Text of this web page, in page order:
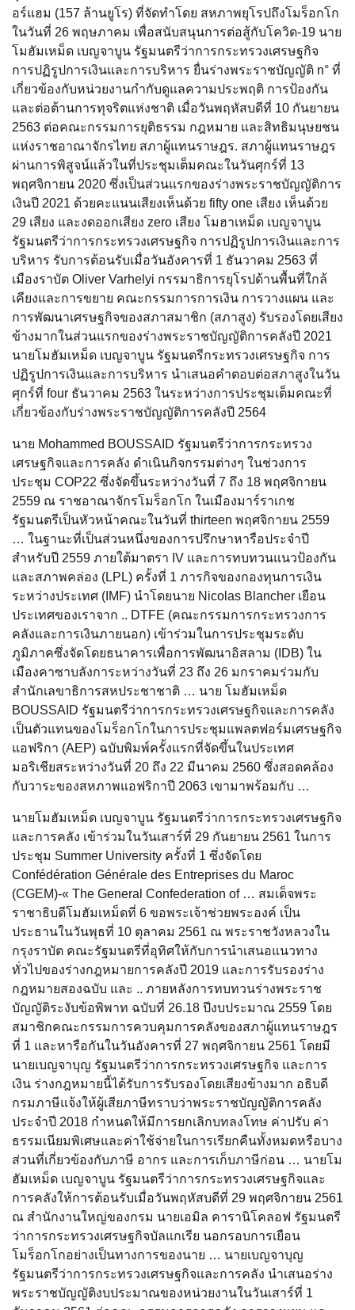
อร์แฮม (157 ล้านยูโร) ที่จัดทำโดย สหภาพยุโรปถึงโมร็อกโก
ในวันที่ 26 พฤษภาคม เพื่อสนับสนุนการต่อสู้กับโควิด-19 นาย
โมฮัมเหม็ด เบญจาบูน รัฐมนตรีว่าการกระทรวงเศรษฐกิจ
การปฏิรูปการเงินและการบริหาร ยื่นร่างพระราชบัญญัติ n° ที่
เกี่ยวข้องกับหน่วยงานกำกับดูแลความประพฤติ การป้องกัน
และต่อต้านการทุจริตแห่งชาติ เมื่อวันพฤหัสบดีที่ 10 กันยายน
2563 ต่อคณะกรรมการยุติธรรม กฎหมาย และสิทธิมนุษยชน
แห่งราชอาณาจักรไทย สภาผู้แทนราษฎร. สภาผู้แทนราษฎร
ผ่านการพิสูจน์แล้วในที่ประชุมเต็มคณะในวันศุกร์ที่ 13
พฤศจิกายน 2020 ซึ่งเป็นส่วนแรกของร่างพระราชบัญญัติการ
เงินปี 2021 ด้วยคะแนนเสียงเห็นด้วย fifty one เสียง เห็นด้วย
29 เสียง และงดออกเสียง zero เสียง โมฮาเหม็ด เบญจาบูน
รัฐมนตรีว่าการกระทรวงเศรษฐกิจ การปฏิรูปการเงินและการ
บริหาร รับการต้อนรับเมื่อวันอังคารที่ 1 ธันวาคม 2563 ที่
เมืองราบัต Oliver Varhelyi กรรมาธิการยุโรปด้านพื้นที่ใกล้
เคียงและการขยาย คณะกรรมการการเงิน การวางแผน และ
การพัฒนาเศรษฐกิจของสภาสมาชิก (สภาสูง) รับรองโดยเสียง
ข้างมากในส่วนแรกของร่างพระราชบัญญัติการคลังปี 2021
นายโมฮัมเหม็ด เบญจาบูน รัฐมนตรีกระทรวงเศรษฐกิจ การ
ปฏิรูปการเงินและการบริหาร นำเสนอคำตอบต่อสภาสูงในวัน
ศุกร์ที่ four ธันวาคม 2563 ในระหว่างการประชุมเต็มคณะที่
เกี่ยวข้องกับร่างพระราชบัญญัติการคลังปี 2564
นาย Mohammed BOUSSAID รัฐมนตรีว่าการกระทรวง
เศรษฐกิจและการคลัง ดำเนินกิจกรรมต่างๆ ในช่วงการ
ประชุม COP22 ซึ่งจัดขึ้นระหว่างวันที่ 7 ถึง 18 พฤศจิกายน
2559 ณ ราชอาณาจักรโมร็อกโก ในเมืองมาร์ราเกช
รัฐมนตรีเป็นหัวหน้าคณะในวันที่ thirteen พฤศจิกายน 2559
… ในฐานะที่เป็นส่วนหนึ่งของการปรึกษาหารือประจำปี
สำหรับปี 2559 ภายใต้มาตรา IV และการทบทวนแนวป้องกัน
และสภาพคล่อง (LPL) ครั้งที่ 1 ภารกิจของกองทุนการเงิน
ระหว่างประเทศ (IMF) นำโดยนาย Nicolas Blancher เยือน
ประเทศของเราจาก .. ​DTFE (คณะกรรมการกระทรวงการ
คลังและการเงินภายนอก) เข้าร่วมในการประชุมระดับ
ภูมิภาคซึ่งจัดโดยธนาคารเพื่อการพัฒนาอิสลาม (IDB) ใน
เมืองคาซาบลังการะหว่างวันที่ 23 ถึง 26 มกราคมร่วมกับ
สำนักเลขาธิการสหประชาชาติ … นาย โมฮัมเหม็ด
BOUSSAID รัฐมนตรีว่าการกระทรวงเศรษฐกิจและการคลัง
เป็นตัวแทนของโมร็อกโกในการประชุมแพลตฟอร์มเศรษฐกิจ
แอฟริกา (AEP) ฉบับพิมพ์ครั้งแรกที่จัดขึ้นในประเทศ
มอริเชียสระหว่างวันที่ 20 ถึง 22 มีนาคม 2560 ซึ่งสอดคล้อง
กับวาระของสหภาพแอฟริกาปี 2063 เขามาพร้อมกับ …
นายโมฮัมเหม็ด เบญจาบูน รัฐมนตรีว่าการกระทรวงเศรษฐกิจ
และการคลัง เข้าร่วมในวันเสาร์ที่ 29 กันยายน 2561 ในการ
ประชุม Summer University ครั้งที่ 1 ซึ่งจัดโดย
Confédération Générale des Entreprises du Maroc
(CGEM)-« The General Confederation of … สมเด็จพระ
ราชาธิบดีโมฮัมเหม็ดที่ 6 ขอพระเจ้าช่วยพระองค์ เป็น
ประธานในวันพุธที่ 10 ตุลาคม 2561 ณ พระราชวังหลวงใน
กรุงราบัต คณะรัฐมนตรีที่อุทิศให้กับการนำเสนอแนวทาง
ทั่วไปของร่างกฎหมายการคลังปี 2019 และการรับรองร่าง
กฎหมายสองฉบับ และ .. ภายหลังการทบทวนร่างพระราช
บัญญัติระงับข้อพิพาท ฉบับที่ 26.18 ปีงบประมาณ 2559 โดย
สมาชิกคณะกรรมการควบคุมการคลังของสภาผู้แทนราษฎร
ที่ 1 และหารือกันในวันอังคารที่ 27 พฤศจิกายน 2561 โดยมี
นายเบญจาบุญ รัฐมนตรีว่าการกระทรวงเศรษฐกิจ และการ
เงิน ร่างกฎหมายนี้ได้รับการรับรองโดยเสียงข้างมาก อธิบดี
กรมภาษีแจ้งให้ผู้เสียภาษีทราบว่าพระราชบัญญัติการคลัง
ประจำปี 2018 กำหนดให้มีการยกเลิกบทลงโทษ ค่าปรับ ค่า
ธรรมเนียมพิเศษและค่าใช้จ่ายในการเรียกคืนทั้งหมดหรือบาง
ส่วนที่เกี่ยวข้องกับภาษี อากร และการเก็บภาษีก่อน … นายโม
ฮัมเหม็ด เบญจาบูน รัฐมนตรีว่าการกระทรวงเศรษฐกิจและ
การคลังให้การต้อนรับเมื่อวันพฤหัสบดีที่ 29 พฤศจิกายน 2561
ณ สำนักงานใหญ่ของกรม นายเอมิล คารานิโคลอฟ รัฐมนตรี
ว่าการกระทรวงเศรษฐกิจบัลแกเรีย นอกรอบการเยือน
โมร็อกโกอย่างเป็นทางการของนาย … นายเบญจาบุญ
รัฐมนตรีว่าการกระทรวงเศรษฐกิจและการคลัง นำเสนอร่าง
พระราชบัญญัติงบประมาณของหน่วยงานในวันเสาร์ที่ 1